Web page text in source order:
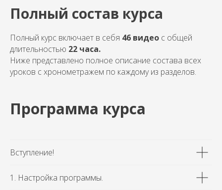
Полный состав курса
Полный курс включает в себя 46 видео с общей
длительностью 22 часа.
Ниже представлено полное описание состава всех
уроков с хронометражем по каждому из разделов.
Программа курса
Вступление!
1. Настройка программы.